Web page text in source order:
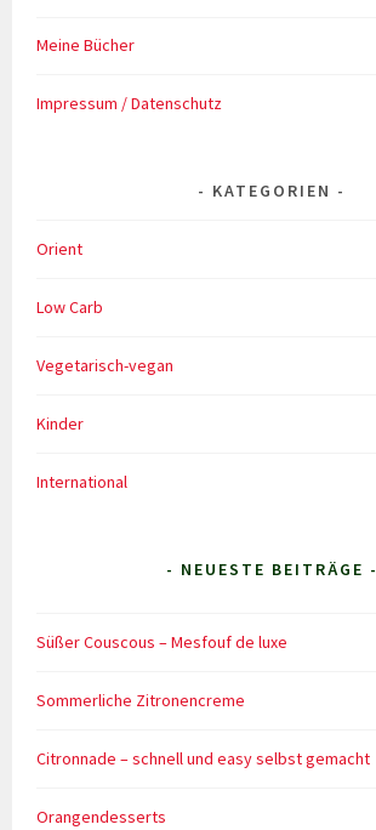
Meine Bücher
Impressum / Datenschutz
KATEGORIEN
Orient
Low Carb
Vegetarisch-vegan
Kinder
International
- NEUESTE BEITRÄGE -
Süßer Couscous – Mesfouf de luxe
Sommerliche Zitronencreme
Citronnade – schnell und easy selbst gemacht
Orangendesserts